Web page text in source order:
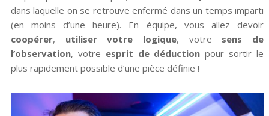
dans laquelle on se retrouve enfermé dans un temps imparti
(en moins d’une heure). En équipe, vous allez devoir
coopérer, utiliser votre logique, votre sens de
l’observation, votre esprit de déduction pour sortir le
plus rapidement possible d’une pièce définie !